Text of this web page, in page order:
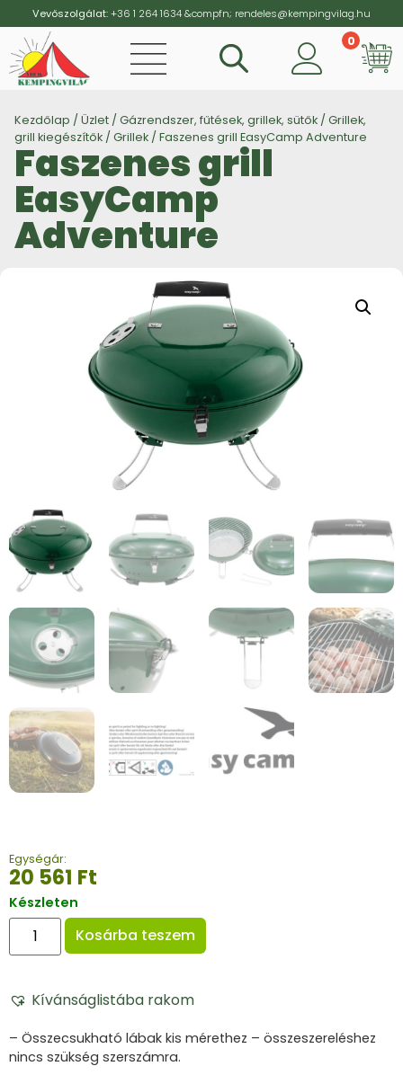
Vevőszolgálat:+36 1 264 1634&compfn; rendeles@kempingvilag.hu
0
Kezdőlap / Üzlet / Gázrendszer, fűtések, grillek, sütők / Grillek,
grill kiegészítők / Grillek / Faszenes grill EasyCamp Adventure
Faszenes grill
EasyCamp
Adventure
Egységár:
20 561 Ft
Készleten
Kosárba teszem
Kívánságlistába rakom
– Összecsukható lábak kis mérethez – összeszereléshez
nincs szükség szerszámra.